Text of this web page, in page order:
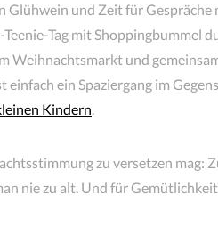
Glühwein und Zeit für Gespräche
Tag mit Shoppingbummel
Weihnachtsmarkt und
ein Spaziergang im
Kindern.
zu versetzen mag:
nie zu alt. Und für